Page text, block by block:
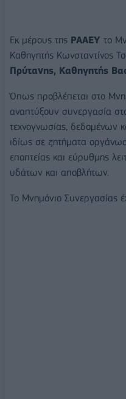
Εκ μέρους της ΡΑΑΕΥ το
Καθηγητής Κωνσταντίνος
Πρύτανης, Καθηγητής
Όπως προβλέπεται στο
αναπτύξουν συνεργασία
τεχνογνωσίας, δεδομένων
ιδίως σε ζητήματα
εποπτείας και εύρυθμης
υδάτων και αποβλήτων.
Το Μνημόνιο Συνεργασίας